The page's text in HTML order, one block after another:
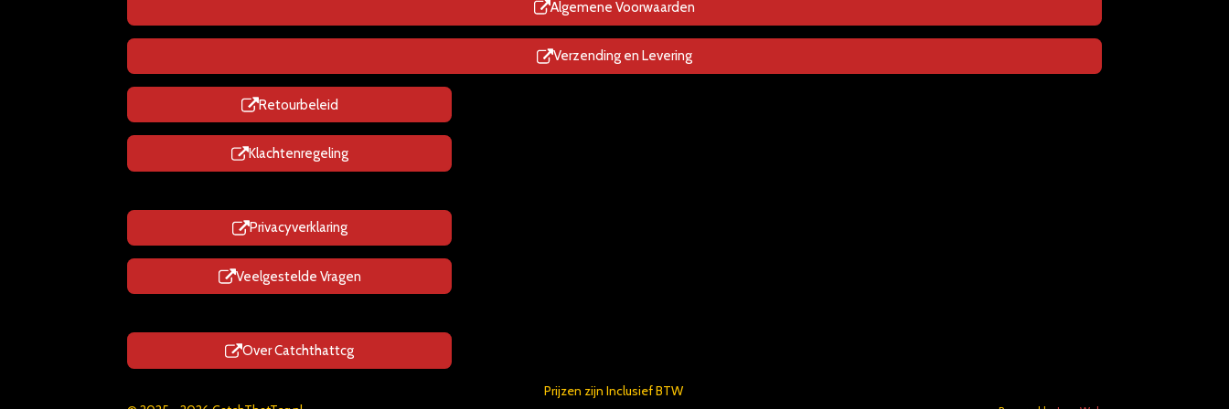
p
Algemene Voorwaarden
Verzending en Levering
Retourbeleid
Klachtenregeling
Privacyverklaring
Veelgestelde Vragen
Over Catchthattcg
Prijzen zijn Inclusief BTW